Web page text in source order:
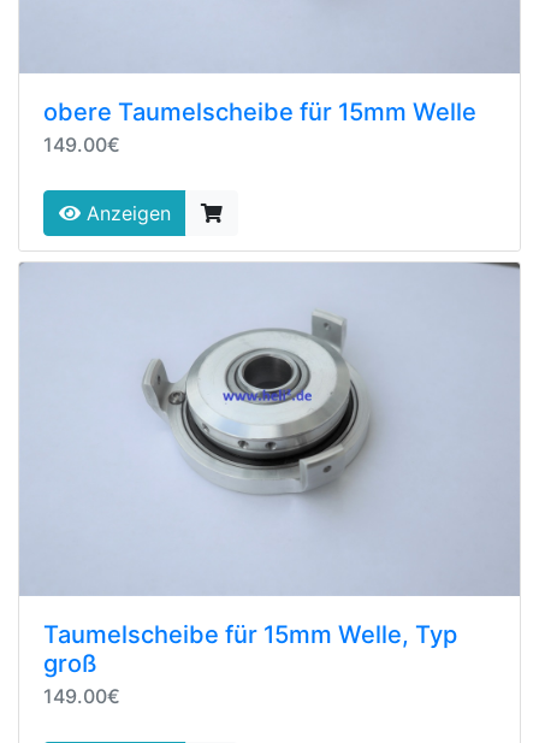
obere Taumelscheibe für 15mm Welle
149.00€
Anzeigen
Taumelscheibe für 15mm Welle, Typ
groß
149.00€